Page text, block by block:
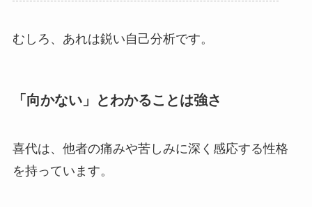
むしろ、あれは鋭い自己分析です。
「向かない」とわかることは強さ
喜代は、他者の痛みや苦しみに深く感応する性格
を持っています。